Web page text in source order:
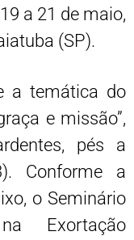
a 21 de maio,
(SP).
a temática do
e missão”,
pés a
Conforme a
o Seminário
Exortação